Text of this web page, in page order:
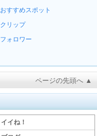
おすすめスポット
クリップ
フォロワー
ページの先頭へ ▲
イイね！